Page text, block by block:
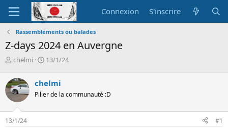
Connexion S'inscrire
Rassemblements ou balades
Z-days 2024 en Auvergne
A
t
e
u
r
d
e
chelmi
D
e
d
d
13/1/24
chelmi
Pilier de la communauté :D
13/1/24 #1